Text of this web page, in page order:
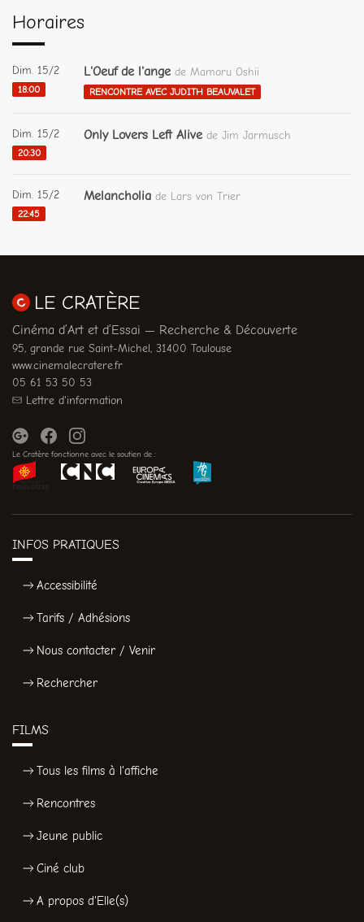
Horaires
Dim. 15/2
18:00
L'Oeuf de l'ange de Mamoru Oshii
RENCONTRE AVEC JUDITH BEAUVALET
Dim. 15/2
20:30
Only Lovers Left Alive de Jim Jarmusch
Dim. 15/2
22:45
Melancholia de Lars von Trier
LE CRATÈRE
Cinéma d’Art et d’Essai — Recherche & Découverte
95, grande rue Saint-Michel, 31400 Toulouse
www.cinemalecratere.fr
05 61 53 50 53
Lettre d'information
Le Cratère fonctionne avec le soutien de :
INFOS PRATIQUES
Accessibilité
Tarifs / Adhésions
Nous contacter / Venir
Rechercher
FILMS
Tous les films à l'affiche
Rencontres
Jeune public
Ciné club
A propos d'Elle(s)